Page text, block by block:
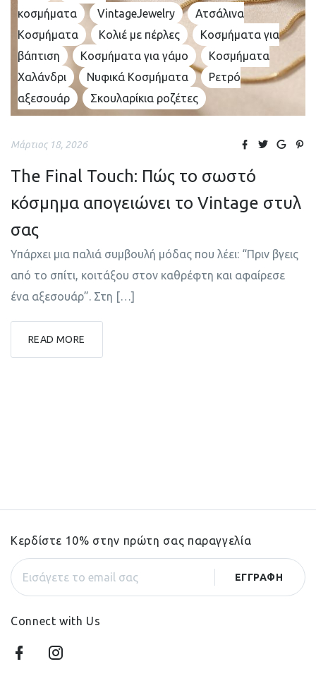
κοσμήματα
VintageJewelry
Ατσάλινα
Κοσμήματα
Κολιέ με πέρλες
Κοσμήματα για
βάπτιση
Κοσμήματα για γάμο
Κοσμήματα
Χαλάνδρι
Νυφικά Κοσμήματα
Ρετρό
αξεσουάρ
Σκουλαρίκια ροζέτες
Μάρτιος 18, 2026
The Final Touch: Πώς το σωστό
κόσμημα απογειώνει το Vintage στυλ
σας
Υπάρχει μια παλιά συμβουλή μόδας που λέει: “Πριν βγεις
από το σπίτι, κοιτάξου στον καθρέφτη και αφαίρεσε
ένα αξεσουάρ”. Στη […]
READ MORE
Κερδίστε 10% στην πρώτη σας παραγγελία
Connect with Us